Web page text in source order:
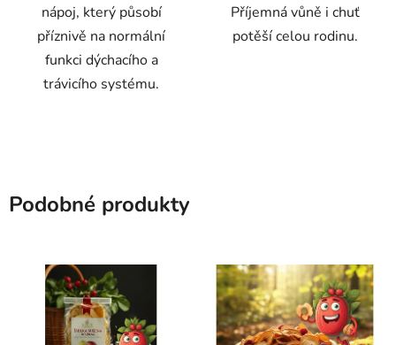
nápoj, který působí
příznivě na normální
funkci dýchacího a
trávicího systému.
Příjemná vůně i chuť
potěší celou rodinu.
Podobné produkty